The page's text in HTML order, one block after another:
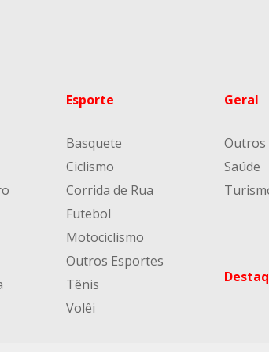
Esporte
Basquete
Ciclismo
Corrida de Rua
Futebol
Motociclismo
Outros Esportes
Tênis
Volêi
Geral
Outros
Saúde